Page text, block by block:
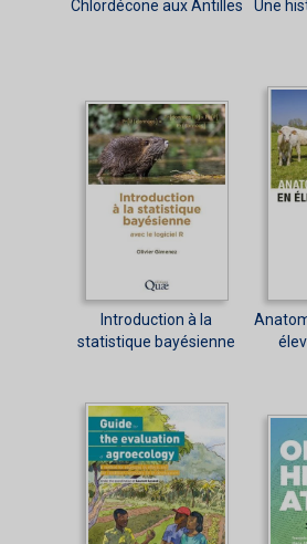
Chlordécone aux Antilles
Une
Introduction à la
statistique bayésienne